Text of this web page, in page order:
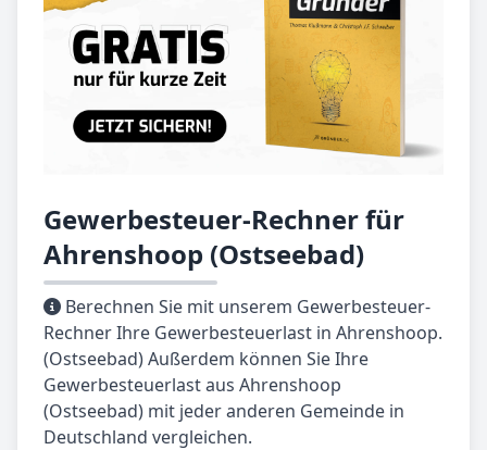
Gewerbesteuer-Rechner für
Ahrenshoop (Ostseebad)
Berechnen Sie mit unserem Gewerbesteuer-
Rechner Ihre Gewerbesteuerlast in Ahrenshoop.
(Ostseebad) Außerdem können Sie Ihre
Gewerbesteuerlast aus Ahrenshoop
(Ostseebad) mit jeder anderen Gemeinde in
Deutschland vergleichen.